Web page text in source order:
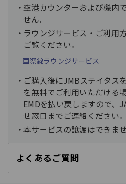
空港カウンターおよび機内
せん。
ラウンジサービス・ご利用
ご覧ください。
国際線ラ​ウンジサービス
ご購入後にJMBステイタス
を無料でご利用いただける
EMDを払い戻しますので、
せ窓口までご連絡ください。
本サービスの譲渡はできませ
よくあるご質問